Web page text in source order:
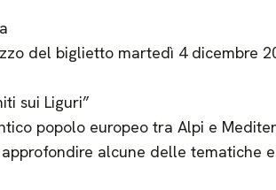
del biglietto martedì 4 dicembre
sui Liguri”
popolo europeo tra Alpi e
alcune delle tematiche